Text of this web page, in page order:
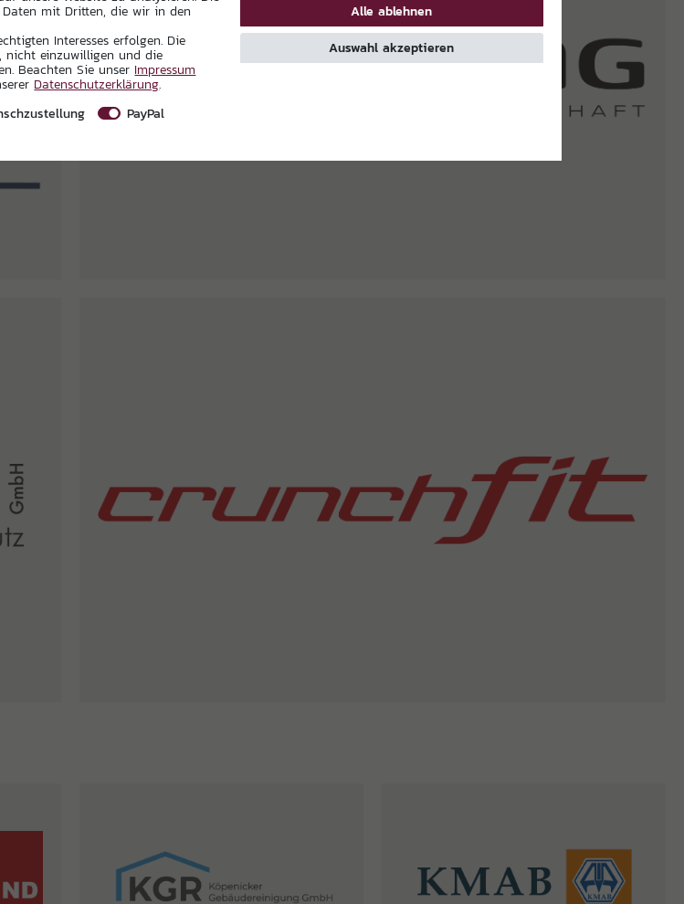
Daten mit Dritten, die wir in den
Interesses erfolgen. Die
nicht einzuwilligen und die
Beachten Sie unser Impressum
Daten­schutz­erklärung.
PayPal
Alle ablehnen
Auswahl akzeptieren